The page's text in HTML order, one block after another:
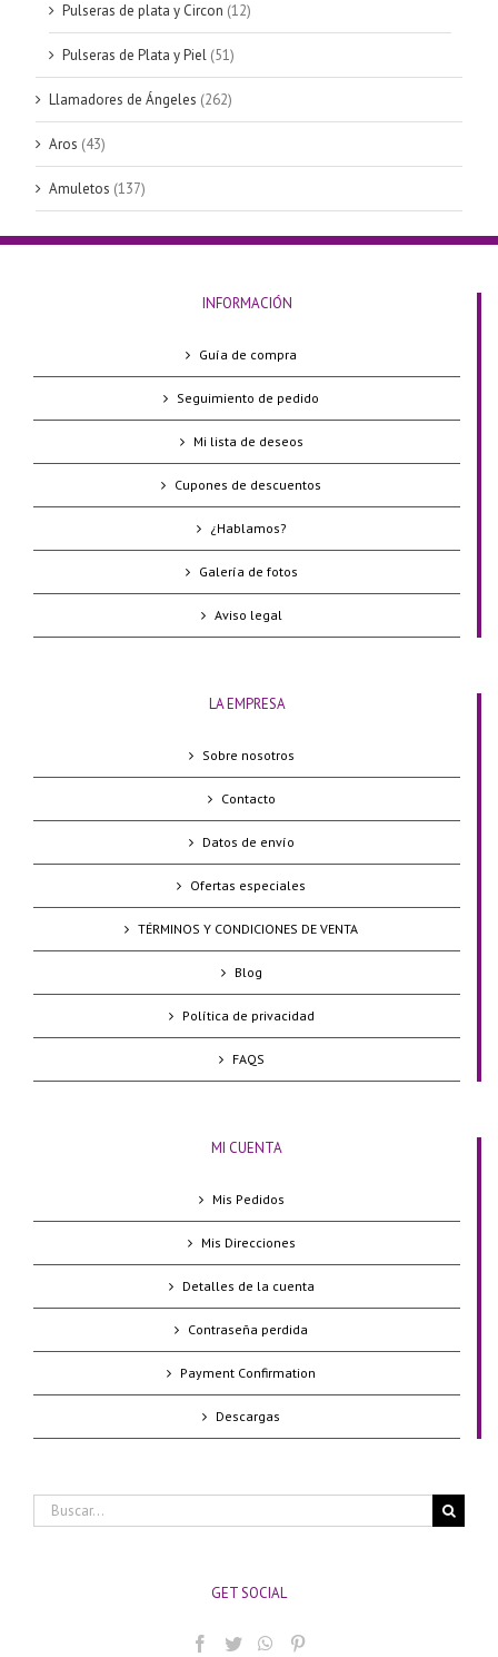
Pulseras de plata y Circon (12)
Pulseras de Plata y Piel (51)
Llamadores de Ángeles (262)
Aros (43)
Amuletos (137)
INFORMACIÓN
Guía de compra
Seguimiento de pedido
Mi lista de deseos
Cupones de descuentos
¿Hablamos?
Galería de fotos
Aviso legal
LA EMPRESA
Sobre nosotros
Contacto
Datos de envío
Ofertas especiales
TÉRMINOS Y CONDICIONES DE VENTA
Blog
Política de privacidad
FAQS
MI CUENTA
Mis Pedidos
Mis Direcciones
Detalles de la cuenta
Contraseña perdida
Payment Confirmation
Descargas
Buscar:
GET SOCIAL